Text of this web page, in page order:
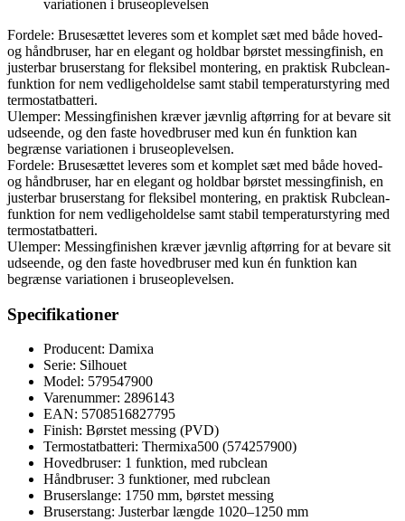
variationen i bruseoplevelsen
Fordele: Brusesættet leveres som et komplet sæt med både hoved-
og håndbruser, har en elegant og holdbar børstet messingfinish, en
justerbar bruserstang for fleksibel montering, en praktisk Rubclean-
funktion for nem vedligeholdelse samt stabil temperaturstyring med
termostatbatteri.
Ulemper: Messingfinishen kræver jævnlig aftørring for at bevare sit
udseende, og den faste hovedbruser med kun én funktion kan
begrænse variationen i bruseoplevelsen.
Fordele: Brusesættet leveres som et komplet sæt med både hoved-
og håndbruser, har en elegant og holdbar børstet messingfinish, en
justerbar bruserstang for fleksibel montering, en praktisk Rubclean-
funktion for nem vedligeholdelse samt stabil temperaturstyring med
termostatbatteri.
Ulemper: Messingfinishen kræver jævnlig aftørring for at bevare sit
udseende, og den faste hovedbruser med kun én funktion kan
begrænse variationen i bruseoplevelsen.
Specifikationer
Producent: Damixa
Serie: Silhouet
Model: 579547900
Varenummer: 2896143
EAN: 5708516827795
Finish: Børstet messing (PVD)
Termostatbatteri: Thermixa500 (574257900)
Hovedbruser: 1 funktion, med rubclean
Håndbruser: 3 funktioner, med rubclean
Bruserslange: 1750 mm, børstet messing
Bruserstang: Justerbar længde 1020–1250 mm